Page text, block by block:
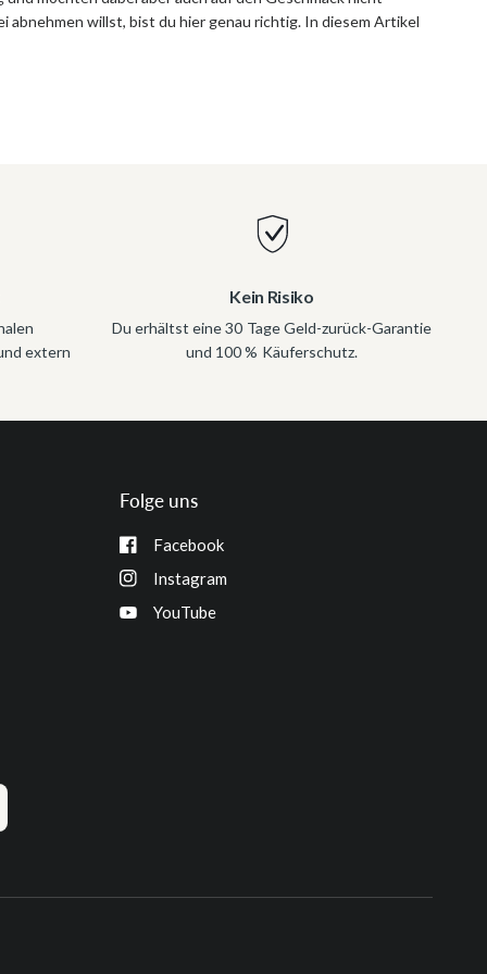
willst, bist du hier genau richtig. In diesem Artikel
extern
Kein Risiko
Du erhältst eine 30 Tage Geld-zurück-Garantie
und 100 % Käuferschutz.
Folge uns
Facebook
Instagram
YouTube